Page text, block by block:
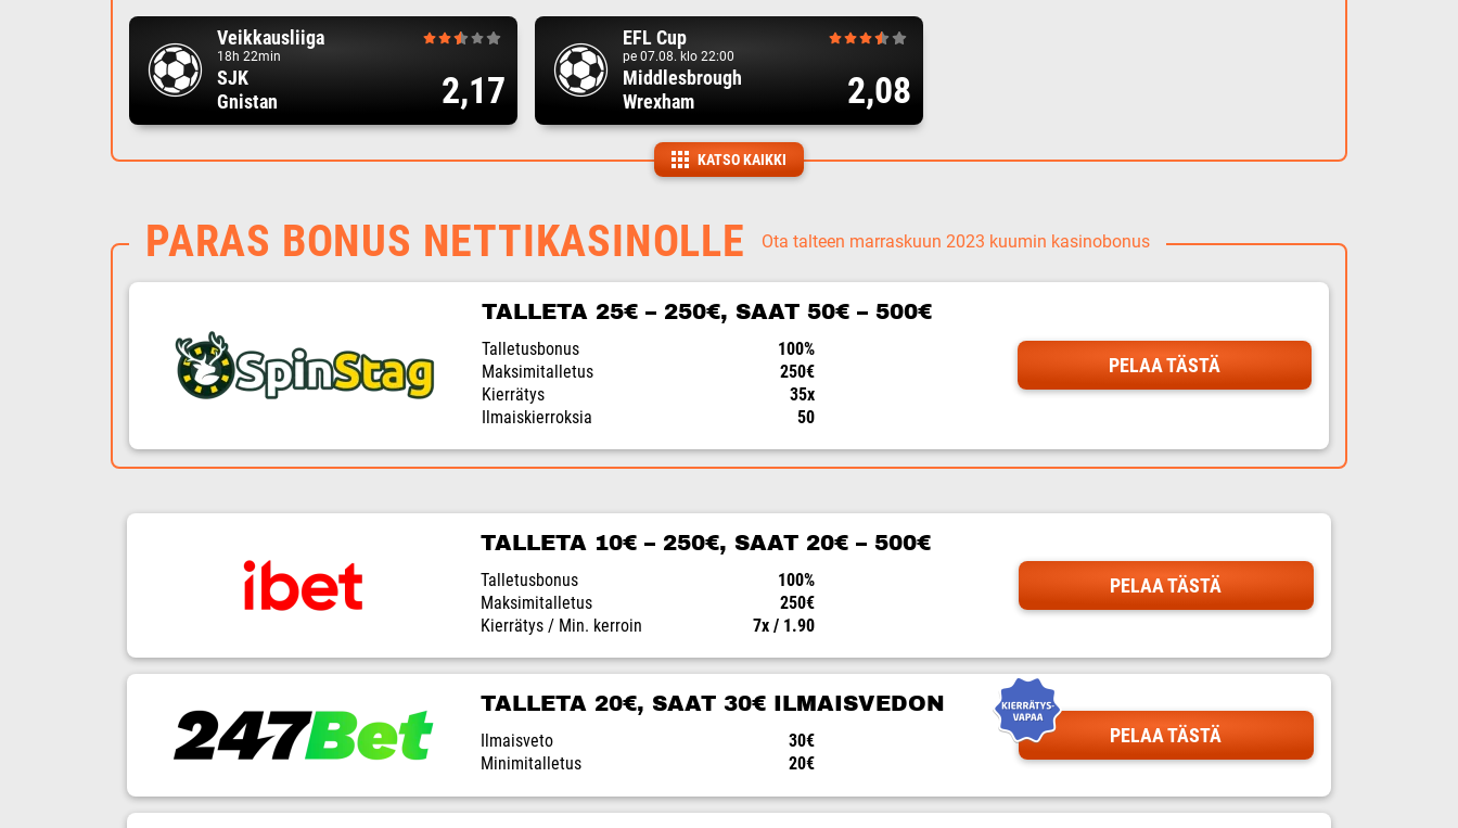
Veikkausliiga
18h 22min
SJK
Gnistan
2,17
EFL Cup
pe 07.08. klo 22:00
Middlesbrough
Wrexham
2,08
KATSO KAIKKI
PARAS BONUS NETTIKASINOLLE Ota talteen marraskuun 2023 kuumin kasinobonus
TALLETA 25€ – 250€, SAAT 50€ – 500€
Talletusbonus
100%
Maksimitalletus
250€
Kierrätys
35x
Ilmaiskierroksia
50
PELAA TÄSTÄ
TALLETA 10€ – 250€, SAAT 20€ – 500€
Talletusbonus
100%
Maksimitalletus
250€
Kierrätys / Min. kerroin
7x / 1.90
PELAA TÄSTÄ
TALLETA 20€, SAAT 30€ ILMAISVEDON
Ilmaisveto
30€
Minimitalletus
20€
PELAA TÄSTÄ